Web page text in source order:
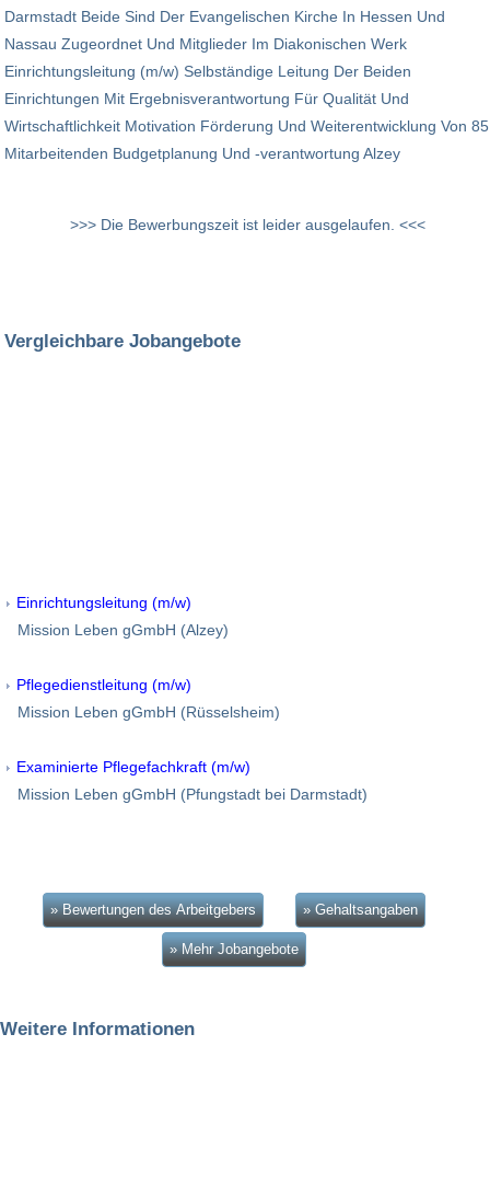
Darmstadt Beide Sind Der Evangelischen Kirche In Hessen Und
Nassau Zugeordnet Und Mitglieder Im Diakonischen Werk
Einrichtungsleitung (m/w) Selbständige Leitung Der Beiden
Einrichtungen Mit Ergebnisverantwortung Für Qualität Und
Wirtschaftlichkeit Motivation Förderung Und Weiterentwicklung Von 85
Mitarbeitenden Budgetplanung Und -verantwortung Alzey
>>> Die Bewerbungszeit ist leider ausgelaufen. <<<
Vergleichbare Jobangebote
Einrichtungsleitung (m/w)
Mission Leben gGmbH (Alzey)
Pflegedienstleitung (m/w)
Mission Leben gGmbH (Rüsselsheim)
Examinierte Pflegefachkraft (m/w)
Mission Leben gGmbH (Pfungstadt bei Darmstadt)
» Bewertungen des Arbeitgebers » Gehaltsangaben
» Mehr Jobangebote
Weitere Informationen